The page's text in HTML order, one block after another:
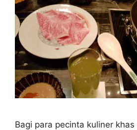
Bagi para pecinta kuliner